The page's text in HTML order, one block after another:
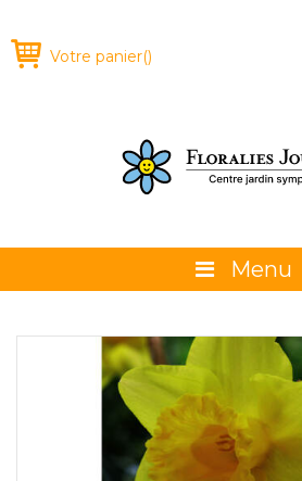
Votre panier()
Menu
La boutique
Promotions et
Conseils